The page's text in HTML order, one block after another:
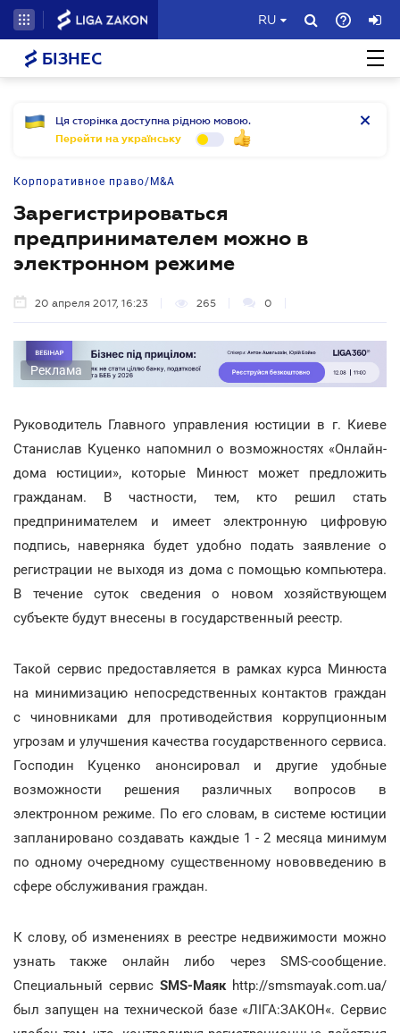
RU
БІЗНЕС
Ця сторінка доступна рідною мовою.
Перейти на українську
Корпоративное право/M&A
Зарегистрироваться
предпринимателем можно в
электронном режиме
20 апреля 2017, 16:23 265 0
Реклама
Руководитель Главного управления юстиции в г. Киеве
Станислав Куценко напомнил о возможностях «Онлайн-
дома юстиции», которые Минюст может предложить
гражданам. В частности, тем, кто решил стать
предпринимателем и имеет электронную цифровую
подпись, наверняка будет удобно подать заявление о
регистрации не выходя из дома с помощью компьютера.
В течение суток сведения о новом хозяйствующем
субъекте будут внесены в государственный реестр.
Такой сервис предоставляется в рамках курса Минюста
на минимизацию непосредственных контактов граждан
с чиновниками для противодействия коррупционным
угрозам и улучшения качества государственного сервиса.
Господин Куценко анонсировал и другие удобные
возможности решения различных вопросов в
электронном режиме. По его словам, в системе юстиции
запланировано создавать каждые 1 - 2 месяца минимум
по одному очередному существенному нововведению в
сфере обслуживания граждан.
К слову, об изменениях в реестре недвижимости можно
узнать также онлайн либо через SMS-сообщение.
Специальный сервис SMS-Маякhttp://smsmayak.com.ua/
был запущен на технической базе «ЛІГА:ЗАКОН«. Сервис